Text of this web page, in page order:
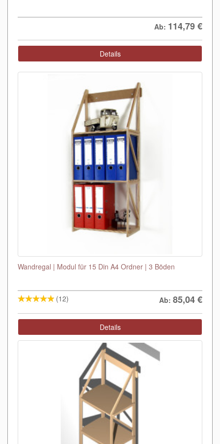
Ab: 114,79€
Details
Wandregal | Modul für 15 Din A4 Ordner | 3 Böden
(12) Ab: 85,04€
Details